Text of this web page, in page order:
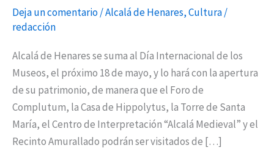
Deja un comentario/Alcalá de Henares,Cultura/
redacción
Alcalá de Henares se suma al Día Internacional de los
Museos, el próximo 18 de mayo, y lo hará con la apertura
de su patrimonio, de manera que el Foro de
Complutum, la Casa de Hippolytus, la Torre de Santa
María, el Centro de Interpretación “Alcalá Medieval” y el
Recinto Amurallado podrán ser visitados de […]